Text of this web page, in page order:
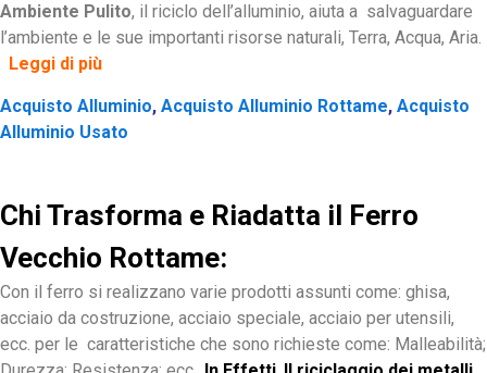
Ambiente Pulito, il riciclo dell’alluminio, aiuta a salvaguardare
l’ambiente e le sue importanti risorse naturali, Terra, Acqua, Aria.
Leggi di più
Acquisto Alluminio, Acquisto Alluminio Rottame, Acquisto
Alluminio Usato
Chi Trasforma e Riadatta il Ferro
Vecchio Rottame:
Con il ferro si realizzano varie prodotti assunti come: ghisa,
acciaio da costruzione, acciaio speciale, acciaio per utensili,
ecc. per le caratteristiche che sono richieste come: Malleabilità;